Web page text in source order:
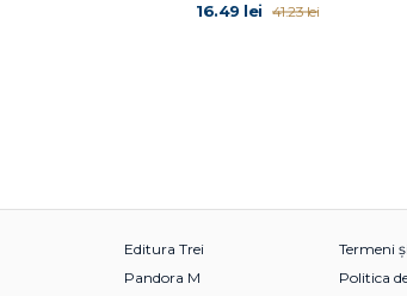
Roskam
Ablon
16.49 lei 41.23 lei
Editura Trei
Pandora M
Termeni
Politica